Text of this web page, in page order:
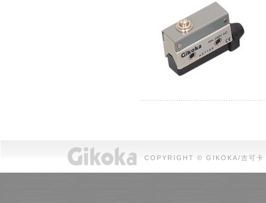
COPYRIGHT © GIKOKA/吉可